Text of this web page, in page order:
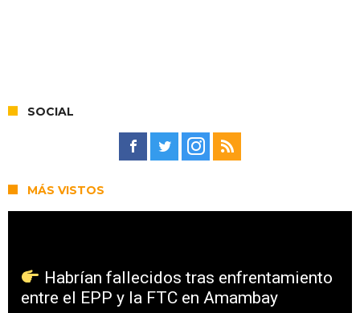
SOCIAL
MÁS VISTOS
Habrían fallecidos tras enfrentamiento
entre el EPP y la FTC en Amambay